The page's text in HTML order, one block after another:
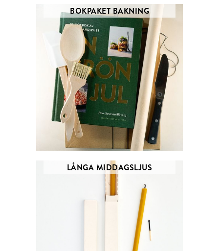
BOKPAKET BAKNING
LÅNGA MIDDAGSLJUS